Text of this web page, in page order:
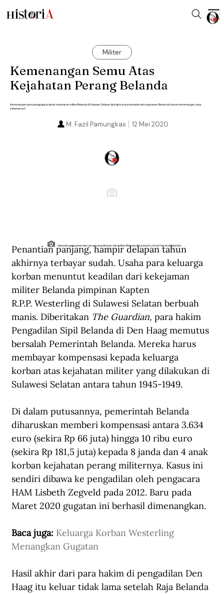
Militer
Kemenangan Semu Atas
Kejahatan Perang Belanda
Kemenangan para penggugat praktek kekerasan militer Belanda di Sulawesi Selatan disikapi secara berbeda oleh sejarawan. Benarkah bukan kemenangan yang
sebenarnya?
12 Mei 2020
M. Fazil Pamungkas
Sejumlah gerilyawan dan rakyat yang ditawan oleh militer Belanda di Surakarta. (Arsip Nasional Belanda).
Penantian panjang, hampir delapan tahun
akhirnya terbayar sudah. Usaha para keluarga
korban menuntut keadilan dari kekejaman
militer Belanda pimpinan Kapten
R.P.P. Westerling di Sulawesi Selatan berbuah
manis. Diberitakan The Guardian, para hakim
Pengadilan Sipil Belanda di Den Haag memutus
bersalah Pemerintah Belanda. Mereka harus
membayar kompensasi kepada keluarga
korban atas kejahatan militer yang dilakukan di
Sulawesi Selatan antara tahun 1945-1949.
Di dalam putusannya, pemerintah Belanda
diharuskan memberi kompensasi antara 3.634
euro (sekira Rp 66 juta) hingga 10 ribu euro
(sekira Rp 181,5 juta) kepada 8 janda dan 4 anak
korban kejahatan perang militernya. Kasus ini
sendiri dibawa ke pengadilan oleh pengacara
HAM Lisbeth Zegveld pada 2012. Baru pada
Maret 2020 gugatan ini berhasil dimenangkan.
Baca juga: Keluarga Korban Westerling
Menangkan Gugatan
Hasil akhir dari para hakim di pengadilan Den
Haag itu keluar tidak lama setelah Raja Belanda